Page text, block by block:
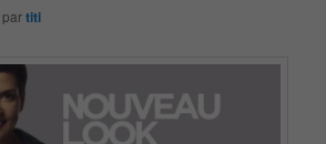
partiti